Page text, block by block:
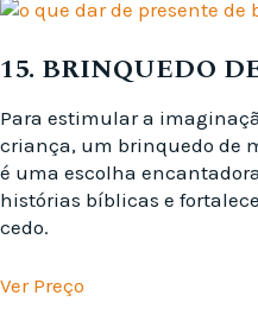
15. BRINQUEDO
Para estimular a
criança, um brinquedo de
é uma escolha
histórias bíblicas e
cedo.
Ver Preço